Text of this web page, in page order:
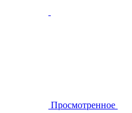
Просмотренное